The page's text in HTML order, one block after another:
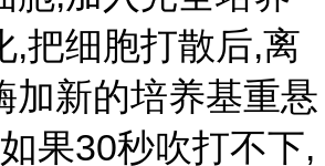
,把细胞打散后,离
加新的培养基重悬
果30秒吹打不下,